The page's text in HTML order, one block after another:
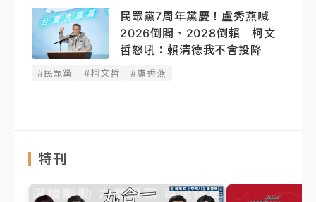
民眾黨7周年黨慶！盧秀燕喊
2026倒閣、2028倒賴 柯文
哲怒吼：賴清德我不會投降
#民眾黨 #柯文哲 #盧秀燕
特刊